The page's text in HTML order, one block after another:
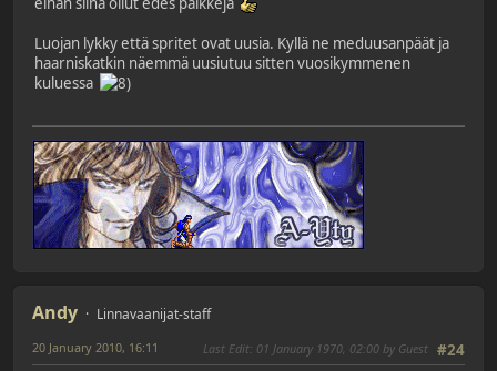
Luojan lykky että spritet ovat uusia. Kyllä ne meduusanpäät ja
haarniskatkin näemmä uusiutuu sitten vuosikymmenen
kuluessa
Andy Linnavaanijat-staff
#24
20 January 2010, 16:11 Last Edit: 01 January 1970, 02:00 by Guest